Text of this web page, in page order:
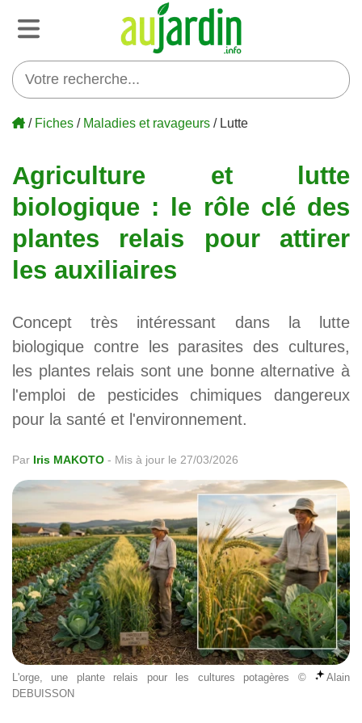
/ Fiches / Maladies et ravageurs / Lutte
Agriculture et lutte
biologique : le rôle clé des
plantes relais pour attirer
les auxiliaires
Concept très intéressant dans la lutte
biologique contre les parasites des cultures,
les plantes relais sont une bonne alternative à
l'emploi de pesticides chimiques dangereux
pour la santé et l'environnement.
Par Iris MAKOTO - Mis à jour le 27/03/2026
L'orge, une plante relais pour les cultures potagères ©
Alain
DEBUISSON